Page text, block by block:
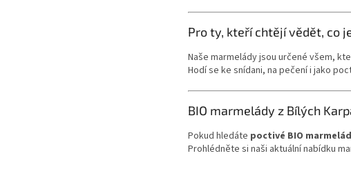
Pro ty, kteří chtějí vědět, co
Naše marmelády jsou určené všem,
Hodí se ke snídani, na pečení i jako
BIO marmelády z Bílých
Pokud hledáte poctivé BIO
Prohlédněte si naši aktuální nabídku